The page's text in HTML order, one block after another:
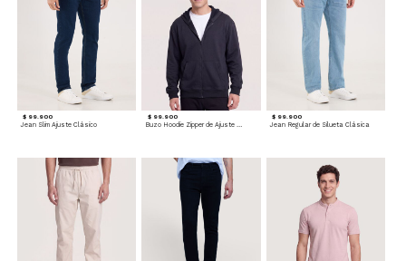
$ 99.900
Jean Slim Ajuste Clásico
$ 99.900
Buzo Hoodie Zipper de Ajuste Cómodo
$ 99.900
Jean Regular de Silueta Clásica